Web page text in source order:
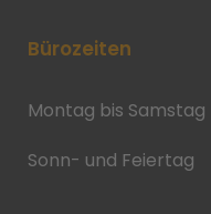
Bürozeiten
Montag bis Samstag
Sonn- und Feiertag